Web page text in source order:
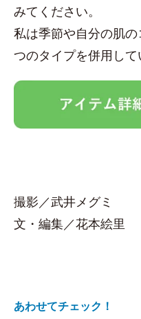
みてください。
私は季節や自分の肌
つのタイプを併用して
撮影／武井メグミ
文・編集／花本絵里
あわせてチェック！